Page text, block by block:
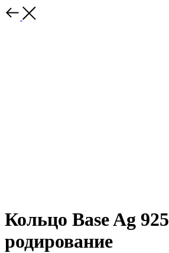
Кольцо Base Ag 925
родирование